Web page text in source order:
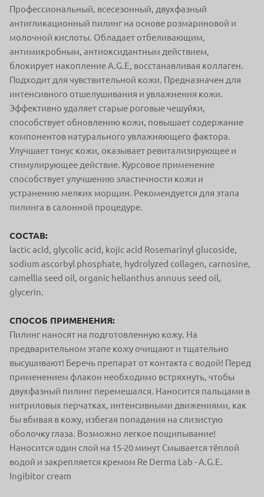
Профессиональный, всесезонный, двухфазный
антигликационный пилинг на основе розмариновой и
молочной кислоты. Обладает отбеливающим,
антимикробным, антиоксидантным действием,
блокирует накопление A.G.E, восстанавливая коллаген.
Подходит для чувствительной кожи. Предназначен для
интенсивного отшелушивания и увлажнения кожи.
Эффективно удаляет старые роговые чешуйки,
способствует обновлению кожи, повышает содержание
компонентов натурального увлажняющего фактора.
Улучшает тонус кожи, оказывает ревитализирующее и
стимулирующее действие. Курсовое применение
способствует улучшению эластичности кожи и
устранению мелких морщин. Рекомендуется для этапа
пилинга в салонной процедуре.
СОСТАВ:
lactic acid, glycolic acid, kojic acid Rosemarinyl glucoside,
sodium ascorbyl phosphate, hydrolyzed collagen, carnosine,
camellia seed oil, organic helianthus annuus seed oil,
glycerin.
СПОСОБ ПРИМЕНЕНИЯ:
Пилинг наносят на подготовленную кожу. На
предварительном этапе кожу очищают и тщательно
высушивают! Беречь препарат от контакта с водой! Перед
применением флакон необходимо встряхнуть, чтобы
двухфазный пилинг перемешался. Наносится пальцами в
нитриловых перчатках, интенсивными движениями, как
бы вбивая в кожу, избегая попадания на слизистую
оболочку глаза. Возможно легкое пощипывание!
Наносится один слой на 15-20 минут Смывается тёплой
водой и закрепляется кремом Re Derma Lab - A.G.E.
Ingibitor cream